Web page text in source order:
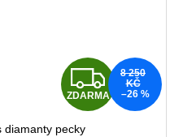
Z
D
ZDARMA
8 250
KČ
–26 %
diamanty pecky